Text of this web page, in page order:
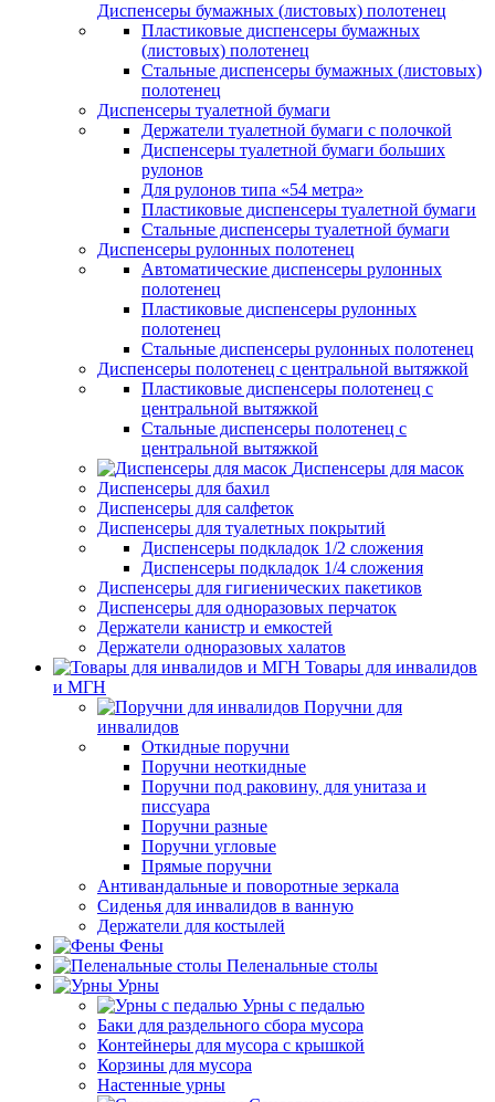
Диспенсеры бумажных (листовых) полотенец
Пластиковые диспенсеры бумажных
(листовых) полотенец
Стальные диспенсеры бумажных (листовых)
полотенец
Диспенсеры туалетной бумаги
Держатели туалетной бумаги с полочкой
Диспенсеры туалетной бумаги больших
рулонов
Для рулонов типа «54 метра»
Пластиковые диспенсеры туалетной бумаги
Стальные диспенсеры туалетной бумаги
Диспенсеры рулонных полотенец
Автоматические диспенсеры рулонных
полотенец
Пластиковые диспенсеры рулонных
полотенец
Стальные диспенсеры рулонных полотенец
Диспенсеры полотенец с центральной вытяжкой
Пластиковые диспенсеры полотенец с
центральной вытяжкой
Стальные диспенсеры полотенец с
центральной вытяжкой
Диспенсеры для масок
Диспенсеры для бахил
Диспенсеры для салфеток
Диспенсеры для туалетных покрытий
Диспенсеры подкладок 1/2 сложения
Диспенсеры подкладок 1/4 сложения
Диспенсеры для гигиенических пакетиков
Диспенсеры для одноразовых перчаток
Держатели канистр и емкостей
Держатели одноразовых халатов
Товары для инвалидов
и МГН
Поручни для
инвалидов
Откидные поручни
Поручни неоткидные
Поручни под раковину, для унитаза и
писсуара
Поручни разные
Поручни угловые
Прямые поручни
Антивандальные и поворотные зеркала
Сиденья для инвалидов в ванную
Держатели для костылей
Фены
Пеленальные столы
Урны
Урны с педалью
Баки для раздельного сбора мусора
Контейнеры для мусора с крышкой
Корзины для мусора
Настенные урны